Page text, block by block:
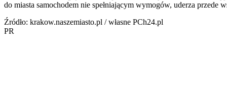
do miasta samochodem nie spełniającym wymogów, uderza
Źródło: krakow.naszemiasto.pl / własne PCh24.pl
PR